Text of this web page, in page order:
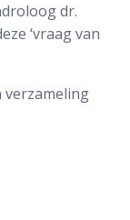
dr.
‘vraag van
verzameling